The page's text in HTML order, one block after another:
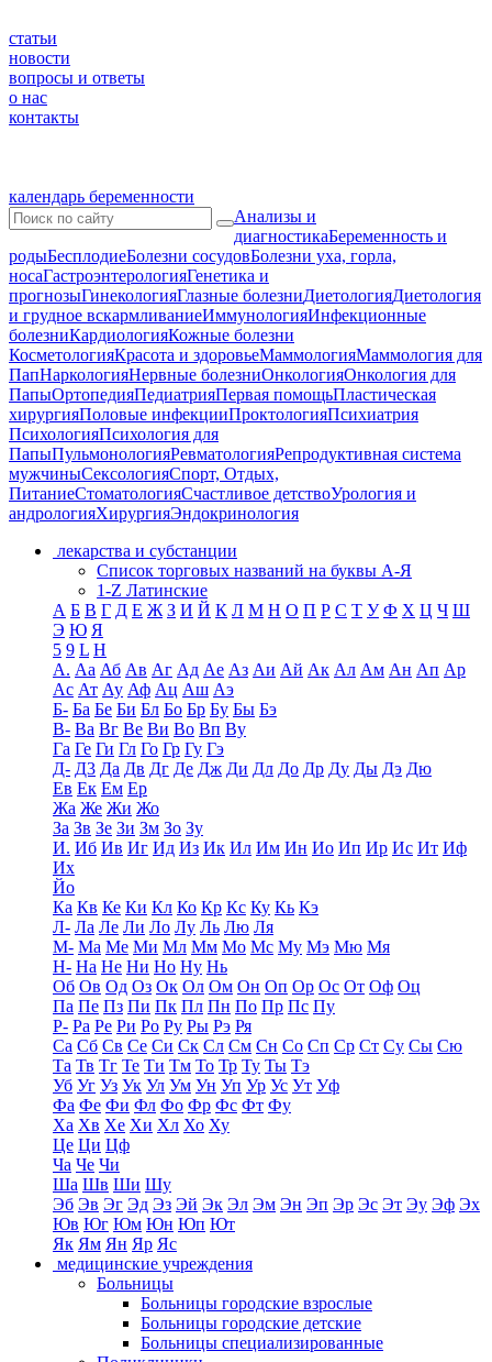
статьи
новости
вопросы и ответы
о нас
контакты
календарь беременности
Анализы и
диагностикаБеременность и
родыБесплодиеБолезни сосудовБолезни уха, горла,
носаГастроэнтерологияГенетика и
прогнозыГинекологияГлазные болезниДиетологияДиетология
и грудное вскармливаниеИммунологияИнфекционные
болезниКардиологияКожные болезни
КосметологияКрасота и здоровьеМаммологияМаммология для
ПапНаркологияНервные болезниОнкологияОнкология для
ПапыОртопедияПедиатрияПервая помощьПластическая
хирургияПоловые инфекцииПроктологияПсихиатрия
ПсихологияПсихология для
ПапыПульмонологияРевматологияРепродуктивная система
мужчиныСексологияСпорт, Отдых,
ПитаниеСтоматологияСчастливое детствоУрология и
андрологияХирургияЭндокринология
лекарства и субстанции
Список торговых названий на буквы А-Я
1-Z Латинские
А Б В Г Д Е Ж З И Й К Л М Н О П Р С Т У Ф Х Ц Ч Ш
Э Ю Я
5 9 L H
А. Аа Аб Ав Аг Ад Ае Аз Аи Ай Ак Ал Ам Ан Ап Ар
Ас Ат Ау Аф Ац Аш Аэ
Б- Ба Бе Би Бл Бо Бр Бу Бы Бэ
В- Ва Вг Ве Ви Во Вп Ву
Га Ге Ги Гл Го Гр Гу Гэ
Д- Д3 Да Дв Дг Де Дж Ди Дл До Др Ду Ды Дэ Дю
Ев Ек Ем Ер
Жа Же Жи Жо
За Зв Зе Зи Зм Зо Зу
И. Иб Ив Иг Ид Из Ик Ил Им Ин Ио Ип Ир Ис Ит Иф
Их
Йо
Ка Кв Ке Ки Кл Ко Кр Кс Ку Кь Кэ
Л- Ла Ле Ли Ло Лу Ль Лю Ля
М- Ма Ме Ми Мл Мм Мо Мс Му Мэ Мю Мя
Н- На Не Ни Но Ну Нь
Об Ов Од Оз Ок Ол Ом Он Оп Ор Ос От Оф Оц
Па Пе Пз Пи Пк Пл Пн По Пр Пс Пу
Р- Ра Ре Ри Ро Ру Ры Рэ Ря
Са Сб Св Се Си Ск Сл См Сн Со Сп Ср Ст Су Сы Сю
Та Тв Тг Те Ти Тм То Тр Ту Ты Тэ
Уб Уг Уз Ук Ул Ум Ун Уп Ур Ус Ут Уф
Фа Фе Фи Фл Фо Фр Фс Фт Фу
Ха Хв Хе Хи Хл Хо Ху
Це Ци Цф
Ча Че Чи
Ша Шв Ши Шу
Эб Эв Эг Эд Эз Эй Эк Эл Эм Эн Эп Эр Эс Эт Эу Эф Эх
Юв Юг Юм Юн Юп Ют
Як Ям Ян Яр Яс
медицинские учреждения
Больницы
Больницы городские взрослые
Больницы городские детские
Больницы специализированные